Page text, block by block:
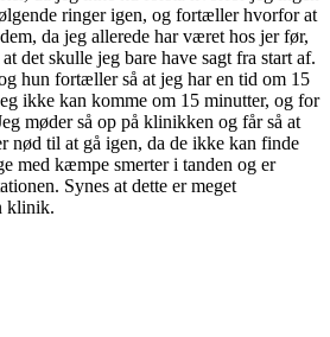
ringer igen, og fortæller hvorfor at
da jeg allerede har været hos jer før,
det skulle jeg bare have sagt fra start af.
hun fortæller så at jeg har en tid om 15
ikke kan komme om 15 minutter, og for
møder så op på klinikken og får så at
nød til at gå igen, da de ikke kan finde
med kæmpe smerter i tanden og er
Synes at dette er meget
klinik.